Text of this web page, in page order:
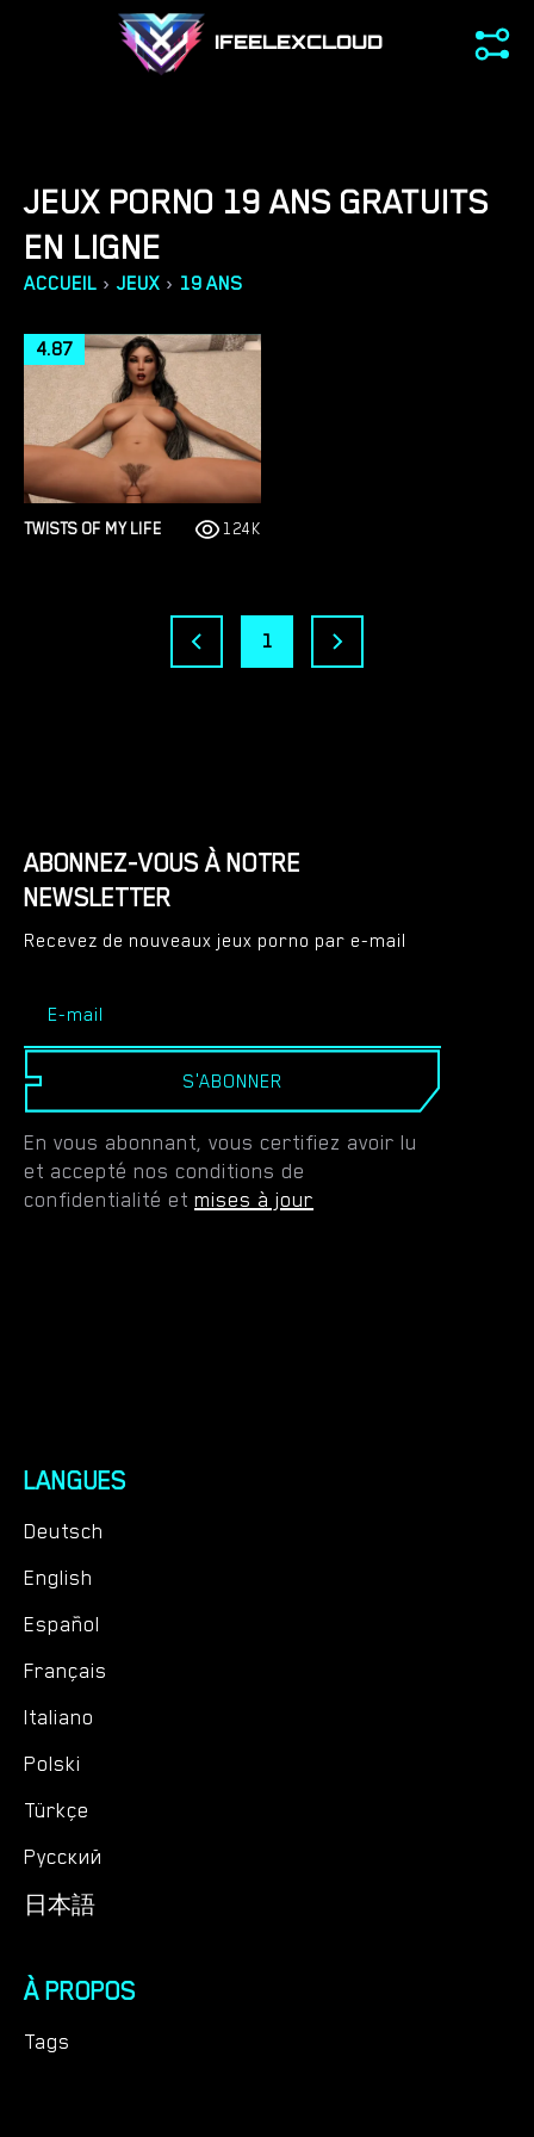
IFEELEXCLOUD
JEUX PORNO 19 ANS GRATUITS
EN LIGNE
ACCUEIL › JEUX › 19 ANS
TWISTS OF MY LIFE
4.87
124K
1
ABONNEZ-VOUS À NOTRE
NEWSLETTER
Recevez de nouveaux jeux porno par e-mail
S'ABONNER
En vous abonnant, vous certifiez avoir lu
et accepté nos conditions de
confidentialité et mises à jour
LANGUES
Deutsch
English
Español
Français
Italiano
Polski
Türkçe
Русский
日本語
À PROPOS
Tags